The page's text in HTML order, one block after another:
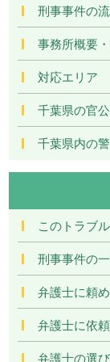
刑事事件の
事務所概要
対応エリア
千葉県の官
千葉県内の
このトラブ
刑事事件の
弁護士に頼
弁護士に依
弁護士の選